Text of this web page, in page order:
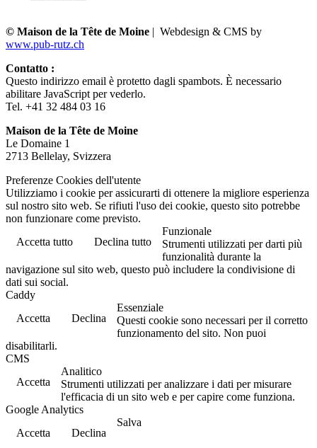
© Maison de la Tête de Moine | Webdesign & CMS by
www.pub-rutz.ch
Contatto :
Questo indirizzo email è protetto dagli spambots. È necessario
abilitare JavaScript per vederlo.
Tel. +41 32 484 03 16
Maison de la Tête de Moine
Le Domaine 1
2713 Bellelay, Svizzera
Preferenze Cookies dell'utente
Utilizziamo i cookie per assicurarti di ottenere la migliore esperienza
sul nostro sito web. Se rifiuti l'uso dei cookie, questo sito potrebbe
non funzionare come previsto.
Accetta tutto
Declina tutto
Funzionale
Strumenti utilizzati per darti più
funzionalità durante la
navigazione sul sito web, questo può includere la condivisione di
dati sui social.
Caddy
Accetta
Declina
Essenziale
Questi cookie sono necessari per il corretto
funzionamento del sito. Non puoi
disabilitarli.
CMS
Accetta
Analitico
Strumenti utilizzati per analizzare i dati per misurare
l'efficacia di un sito web e per capire come funziona.
Google Analytics
Accetta
Declina
Salva